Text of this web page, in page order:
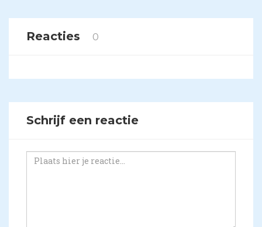
Reacties 0
Schrijf een reactie